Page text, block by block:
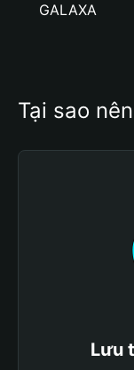
GALAXA
Tại sao
Lưu